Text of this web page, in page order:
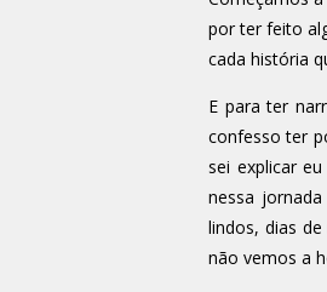
por ter feito
cada história
E para ter
confesso ter
sei explicar
nessa
lindos, dias
não vemos a